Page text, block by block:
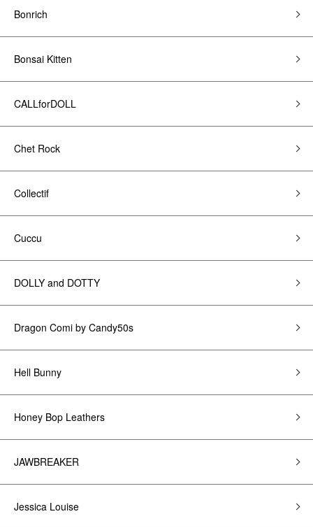
Bonrich
Bonsai Kitten
CALLforDOLL
Chet Rock
Collectif
Cuccu
DOLLY and DOTTY
Dragon Comi by Candy50s
Hell Bunny
Honey Bop Leathers
JAWBREAKER
Jessica Louise